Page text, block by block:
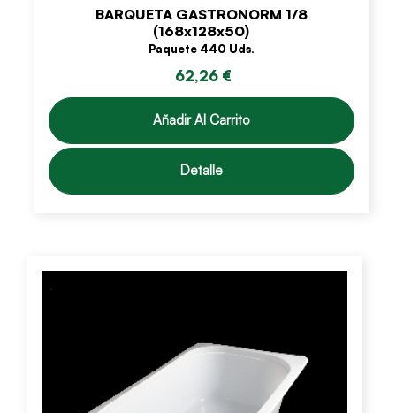
BARQUETA GASTRONORM 1/8
(168x128x50)
Paquete 440 Uds.
62,26 €
Añadir Al Carrito
Detalle